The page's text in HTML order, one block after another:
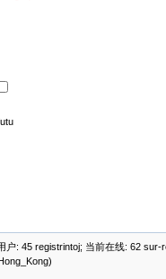
户: 45 registrintoj; 当前在线: 62